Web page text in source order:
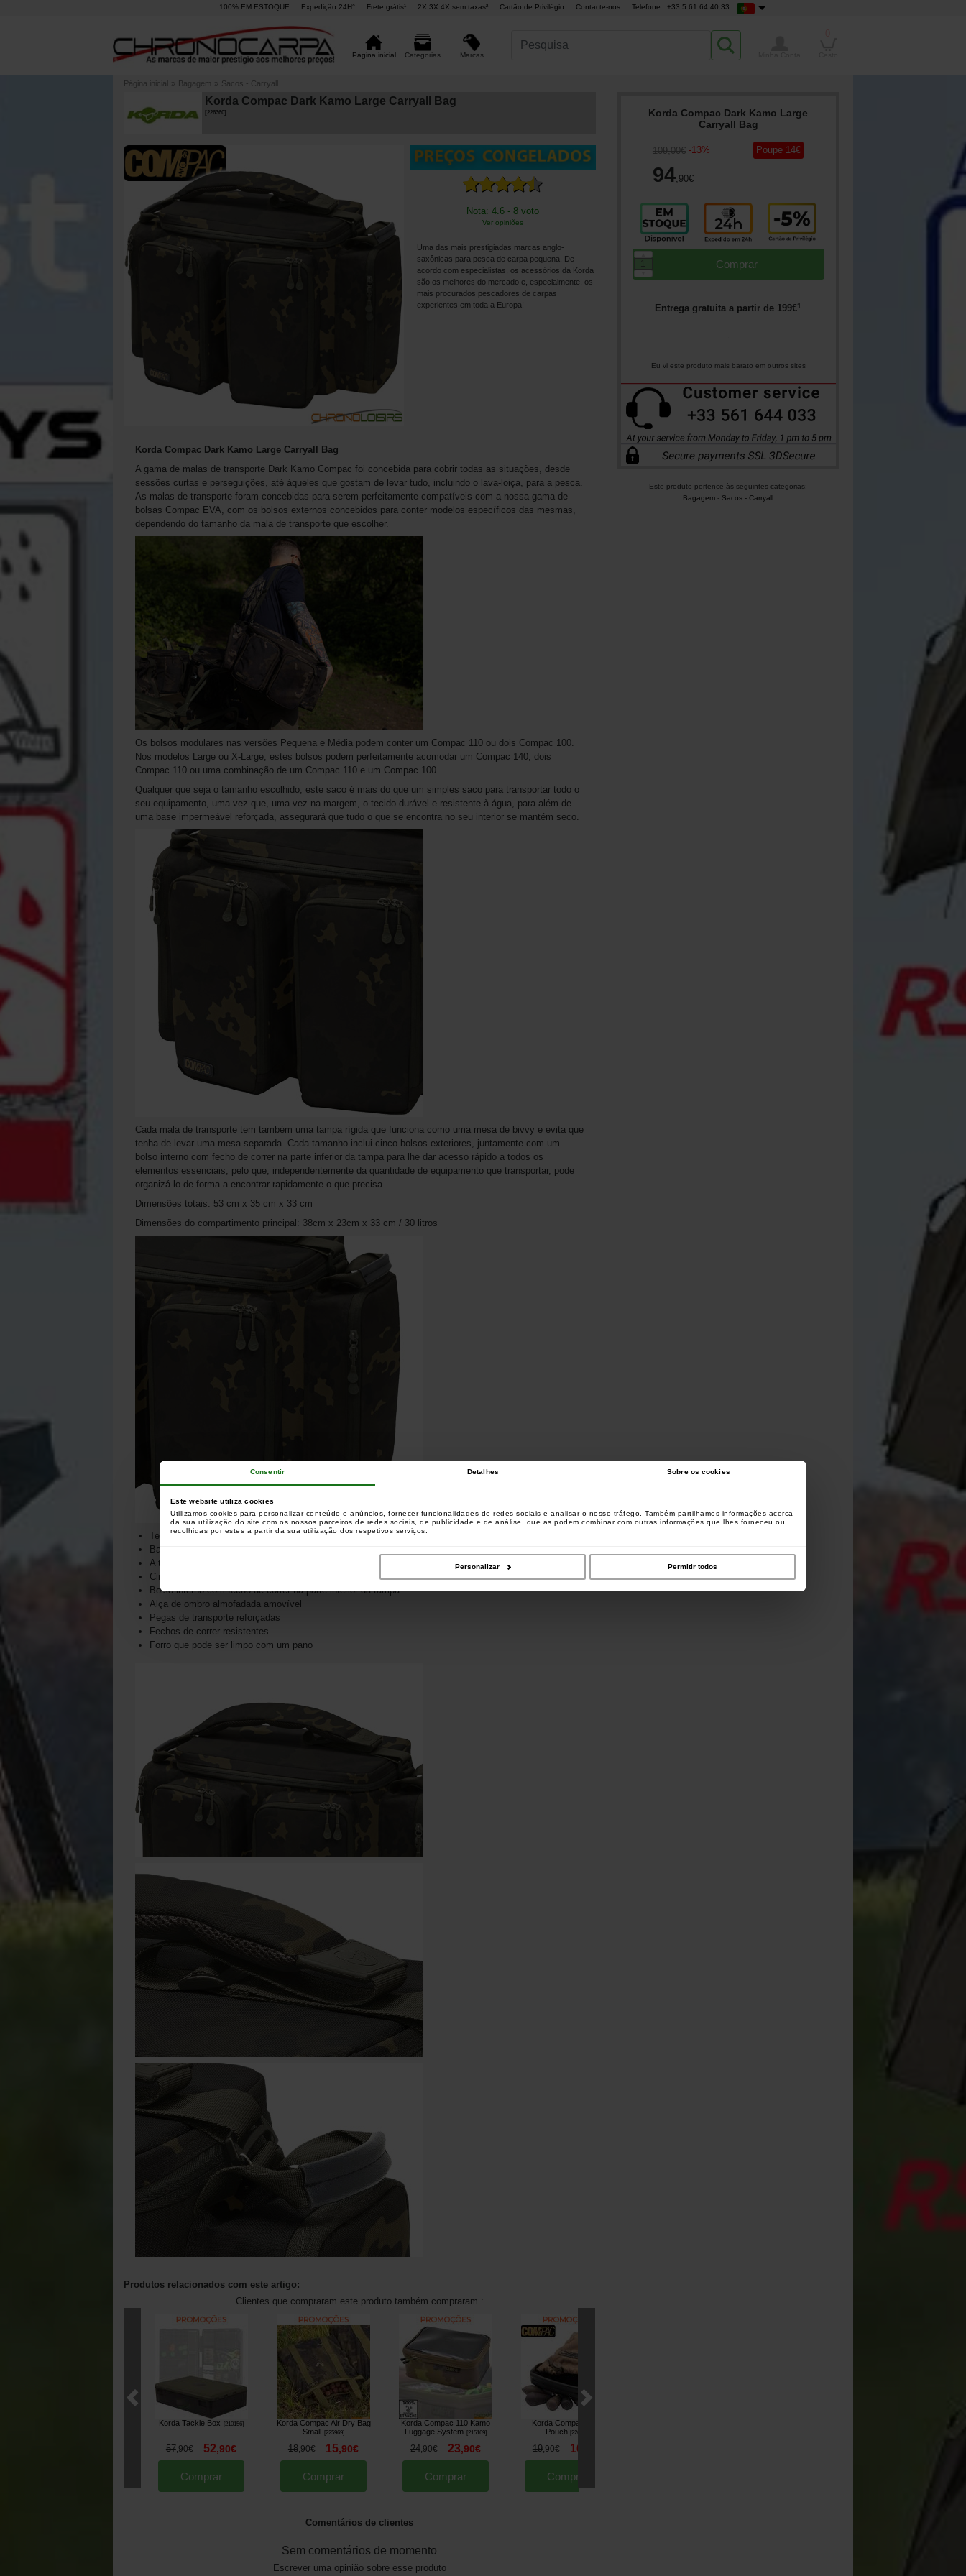
Consentir Detalhes Sobre os cookies
Este website utiliza cookies
Utilizamos cookies para personalizar conteúdo e anúncios, fornecer funcionalidades de redes sociais e analisar o nosso tráfego. Também partilhamos informações acerca
da sua utilização do site com os nossos parceiros de redes sociais, de publicidade e de análise, que as podem combinar com outras informações que lhes forneceu ou
recolhidas por estes a partir da sua utilização dos respetivos serviços.
Personalizar Permitir todos
100% EM ESTOQUE Expedição 24H° Frete grátis¹ 2X 3X 4X sem taxas² Cartão de Privilégio Contacte-nos Telefone : +33 5 61 64 40 33
Página inicial Categorias Marcas
Página inicial » Bagagem » Sacos - Carryall
Korda Compac Dark Kamo Large Carryall Bag
226360]
Nota: 4.6 - 8 voto
Ver opiniões
Uma das mais prestigiadas marcas anglo-
saxônicas para pesca de carpa pequena. De
acordo com especialistas, os acessórios da Korda
são os melhores do mercado e, especialmente, os
mais procurados pescadores de carpas
experientes em toda a Europa!
Korda Compac Dark Kamo Large
Carryall Bag
109,00€ -13%
94,90€
Poupe 14€
Comprar
Entrega gratuita a partir de 199€1
Eu vi este produto mais barato em outros sites
Este produto pertence às seguintes categorias:
Bagagem - Sacos - Carryall
Korda Compac Dark Kamo Large Carryall Bag
A gama de malas de transporte Dark Kamo Compac foi concebida para cobrir todas as situações, desde
sessões curtas e perseguições, até àqueles que gostam de levar tudo, incluindo o lava-loiça, para a pesca.
As malas de transporte foram concebidas para serem perfeitamente compatíveis com a nossa gama de
bolsas Compac EVA, com os bolsos externos concebidos para conter modelos específicos das mesmas,
dependendo do tamanho da mala de transporte que escolher.
Os bolsos modulares nas versões Pequena e Média podem conter um Compac 110 ou dois Compac 100.
Nos modelos Large ou X-Large, estes bolsos podem perfeitamente acomodar um Compac 140, dois
Compac 110 ou uma combinação de um Compac 110 e um Compac 100.
Qualquer que seja o tamanho escolhido, este saco é mais do que um simples saco para transportar todo o
seu equipamento, uma vez que, uma vez na margem, o tecido durável e resistente à água, para além de
uma base impermeável reforçada, assegurará que tudo o que se encontra no seu interior se mantém seco.
Cada mala de transporte tem também uma tampa rígida que funciona como uma mesa de bivvy e evita que
tenha de levar uma mesa separada. Cada tamanho inclui cinco bolsos exteriores, juntamente com um
bolso interno com fecho de correr na parte inferior da tampa para lhe dar acesso rápido a todos os
elementos essenciais, pelo que, independentemente da quantidade de equipamento que transportar, pode
organizá-lo de forma a encontrar rapidamente o que precisa.
Dimensões totais: 53 cm x 35 cm x 33 cm
Dimensões do compartimento principal: 38cm x 23cm x 33 cm / 30 litros
Tecido durável e resistente à água
Base reforçada à prova de água
A tampa firme pode ser utilizada como uma mesa de bivvy
Cinco bolsos exteriores
Bolso interno com fecho de correr na parte inferior da tampa
Alça de ombro almofadada amovível
Pegas de transporte reforçadas
Fechos de correr resistentes
Forro que pode ser limpo com um pano
Produtos relacionados com este artigo:
Clientes que compraram este produto também compraram :
Korda Tackle Box 210156]
57,90€ 52,90€
Comprar
Korda Compac Air Dry Bag
Small
225969]
18,90€ 15,90€
Comprar
Korda Compac 110 Kamo
Luggage System
215169]
24,90€ 23,90€
Comprar
Korda Compac Lead
Pouch [226244
19,90€ 16
Comprar
Comentários de clientes
Sem comentários de momento
Escrever uma opinião sobre esse produto